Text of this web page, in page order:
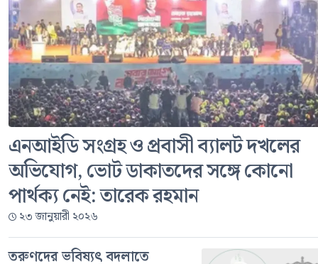
এনআইডি সংগ্রহ ও প্রবাসী ব্যালট দখলের
অভিযোগ, ভোট ডাকাতদের সঙ্গে কোনো
পার্থক্য নেই: তারেক রহমান
২৩ জানুয়ারী ২০২৬
তরুণদের ভবিষ্যৎ বদলাতে